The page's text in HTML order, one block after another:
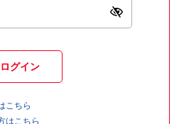
ログイン
こちら
はこちら